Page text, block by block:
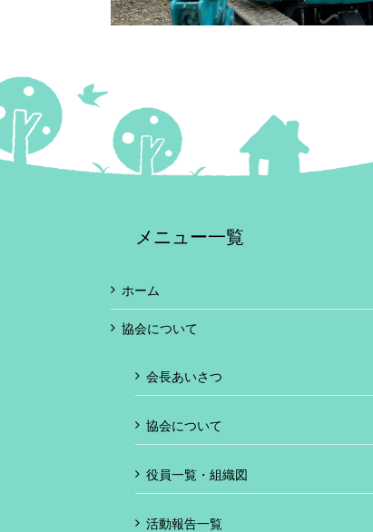
メニュー一覧
ホーム
協会について
会長あいさつ
協会について
役員一覧・組織図
活動報告一覧